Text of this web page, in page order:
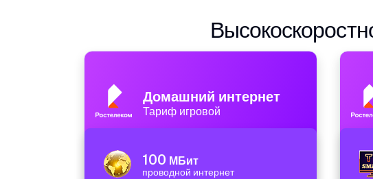
Домашний интернет
Тариф игровой
100 МБит
проводной интернет